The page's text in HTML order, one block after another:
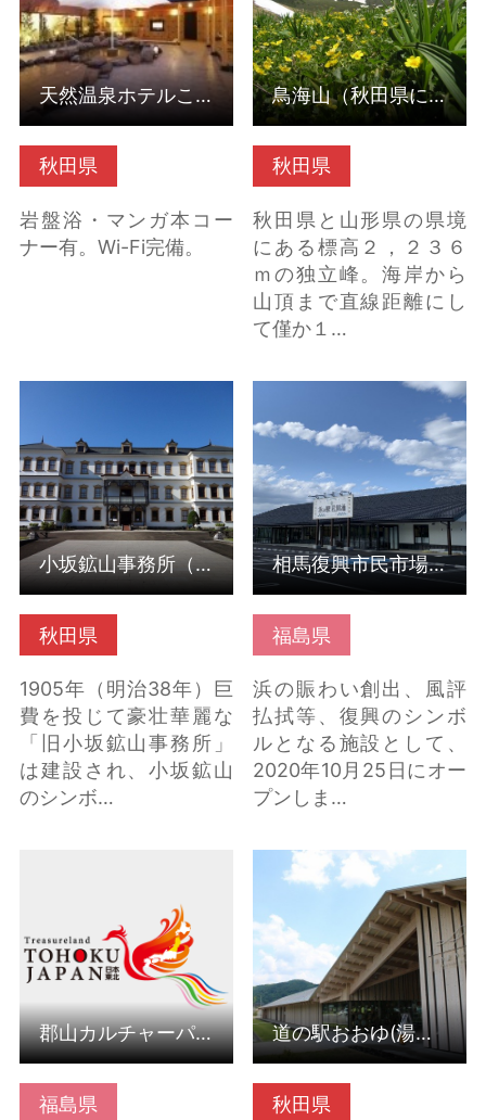
秋田県
岩盤浴・マンガ本コー
ナー有。Wi-Fi完備。
天然温泉ホテルこまち（秋田県秋田市）
秋田県
秋田県と山形県の県境
にある標高２，２３６
ｍの独立峰。海岸から
山頂まで直線距離にし
て僅か１…
鳥海山（秋田県にかほ市）
秋田県
1905年（明治38年）巨
費を投じて豪壮華麗な
「旧小坂鉱山事務所」
は建設され、小坂鉱山
のシンボ…
ちら
小坂鉱山事務所（秋田県小坂町）
福島県
浜の賑わい創出、風評
払拭等、復興のシンボ
ルとなる施設として、
2020年10月25日にオー
プンしま…
相馬復興市民市場（浜
の駅 松川浦） の詳細
はこちら
相馬復興市民市場（浜の駅 松川浦）
福島県
郡山カルチャーパーク
秋田県
道の駅おおゆ(湯の駅お
おゆ) (秋田県鹿角市) の
道の駅おおゆ(湯の駅おおゆ) (秋田県鹿角市)